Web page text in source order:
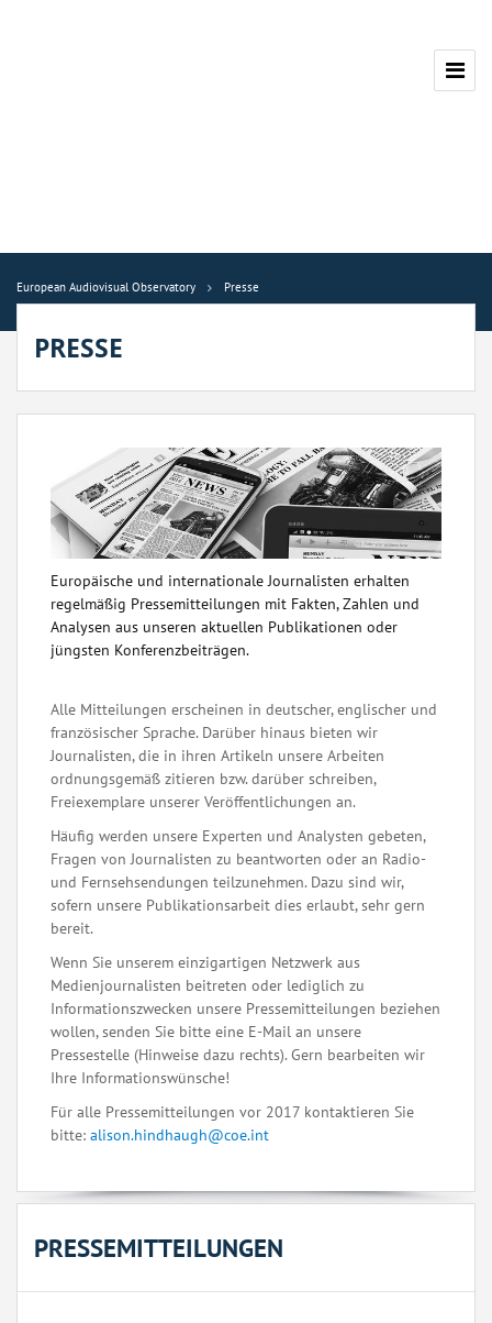
European Audiovisual Observatory Presse
PRESSE
Europäische und internationale Journalisten erhalten
regelmäßig Pressemitteilungen mit Fakten, Zahlen und
Analysen aus unseren aktuellen Publikationen oder
jüngsten Konferenzbeiträgen.
Alle Mitteilungen erscheinen in deutscher, englischer und
französischer Sprache. Darüber hinaus bieten wir
Journalisten, die in ihren Artikeln unsere Arbeiten
ordnungsgemäß zitieren bzw. darüber schreiben,
Freiexemplare unserer Veröffentlichungen an.
Häufig werden unsere Experten und Analysten gebeten,
Fragen von Journalisten zu beantworten oder an Radio-
und Fernsehsendungen teilzunehmen. Dazu sind wir,
sofern unsere Publikationsarbeit dies erlaubt, sehr gern
bereit.
Wenn Sie unserem einzigartigen Netzwerk aus
Medienjournalisten beitreten oder lediglich zu
Informationszwecken unsere Pressemitteilungen beziehen
wollen, senden Sie bitte eine E-Mail an unsere
Pressestelle (Hinweise dazu rechts). Gern bearbeiten wir
Ihre Informationswünsche!
Für alle Pressemitteilungen vor 2017 kontaktieren Sie
bitte: alison.hindhaugh@coe.int
PRESSEMITTEILUNGEN